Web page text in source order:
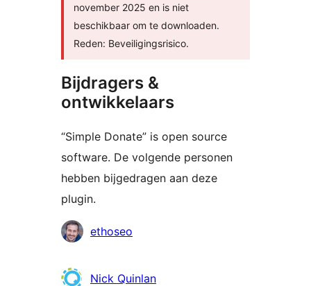
november 2025 en is niet
beschikbaar om te downloaden.
Reden: Beveiligingsrisico.
Bijdragers &
ontwikkelaars
“Simple Donate” is open source
software. De volgende personen
hebben bijgedragen aan deze
plugin.
Bijdragers
ethoseo
Nick Quinlan